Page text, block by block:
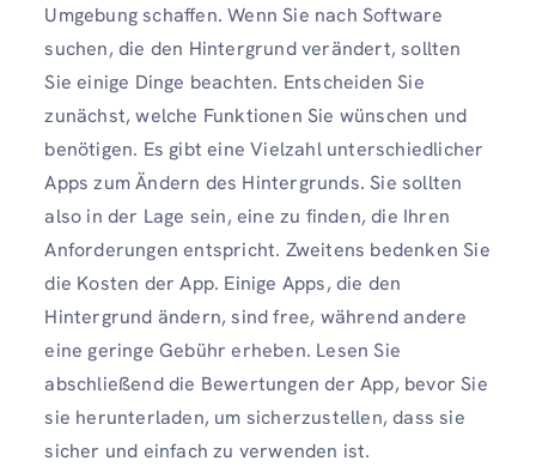
Umgebung schaffen. Wenn Sie nach Software
suchen, die den Hintergrund verändert, sollten
Sie einige Dinge beachten. Entscheiden Sie
zunächst, welche Funktionen Sie wünschen und
benötigen. Es gibt eine Vielzahl unterschiedlicher
Apps zum Ändern des Hintergrunds. Sie sollten
also in der Lage sein, eine zu finden, die Ihren
Anforderungen entspricht. Zweitens bedenken Sie
die Kosten der App. Einige Apps, die den
Hintergrund ändern, sind free, während andere
eine geringe Gebühr erheben. Lesen Sie
abschließend die Bewertungen der App, bevor Sie
sie herunterladen, um sicherzustellen, dass sie
sicher und einfach zu verwenden ist.